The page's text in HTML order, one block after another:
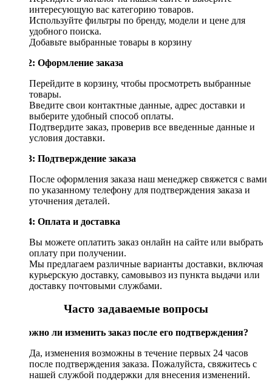
интересующую вас категорию товаров.
Используйте фильтры по бренду, модели и цене для
удобного поиска.
Добавьте выбранные товары в корзину
Шаг 2: Оформление заказа
Перейдите в корзину, чтобы просмотреть выбранные
товары.
Введите свои контактные данные, адрес доставки и
выберите удобный способ оплаты.
Подтвердите заказ, проверив все введенные данные и
условия доставки.
Шаг 3: Подтверждение заказа
После оформления заказа наш менеджер свяжется с вами
по указанному телефону для подтверждения заказа и
уточнения деталей.
Шаг 4: Оплата и доставка
Вы можете оплатить заказ онлайн на сайте или выбрать
оплату при получении.
Мы предлагаем различные варианты доставки, включая
курьерскую доставку, самовывоз из пункта выдачи или
доставку почтовыми службами.
Часто задаваемые вопросы
Возможно ли изменить заказ после его подтверждения?
Да, изменения возможны в течение первых 24 часов
после подтверждения заказа. Пожалуйста, свяжитесь с
нашей службой поддержки для внесения изменений.